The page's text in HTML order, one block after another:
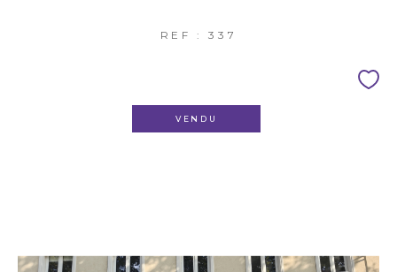
REF : 337
VENDU